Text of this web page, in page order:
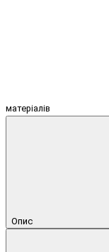
матеріалів
Опис